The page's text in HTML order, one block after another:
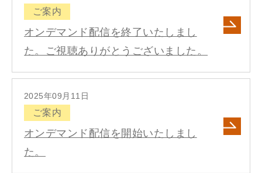
ご案内
オンデマンド配信を終了いたしまし
た。ご視聴ありがとうございました。
2025年09月11日
ご案内
オンデマンド配信を開始いたしまし
た。